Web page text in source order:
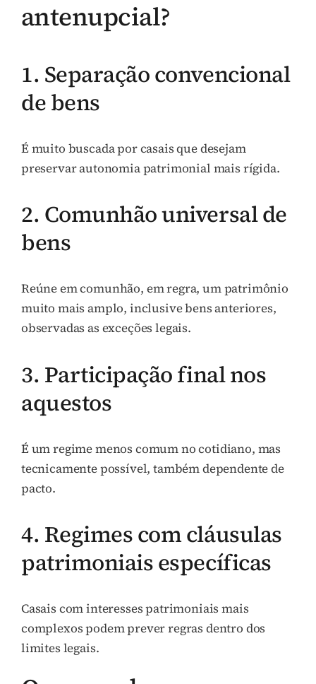
antenupcial?
1. Separação convencional
de bens
É muito buscada por casais que desejam
preservar autonomia patrimonial mais rígida.
2. Comunhão universal de
bens
Reúne em comunhão, em regra, um patrimônio
muito mais amplo, inclusive bens anteriores,
observadas as exceções legais.
3. Participação final nos
aquestos
É um regime menos comum no cotidiano, mas
tecnicamente possível, também dependente de
pacto.
4. Regimes com cláusulas
patrimoniais específicas
Casais com interesses patrimoniais mais
complexos podem prever regras dentro dos
limites legais.